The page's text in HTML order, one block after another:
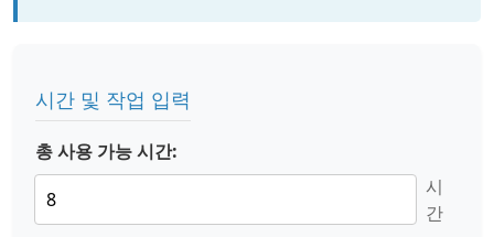
시간 및 작업 입력
총 사용 가능 시간:
시
간